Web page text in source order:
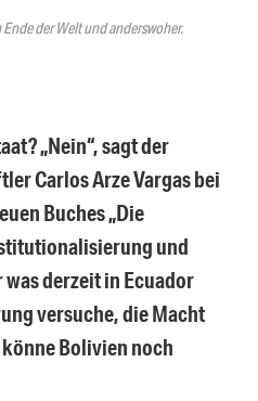
der Welt und anderswoher.
„Nein“, sagt der
Carlos Arze Vargas bei
Buches „Die
und
derzeit in Ecuador
versuche, die Macht
Bolivien noch